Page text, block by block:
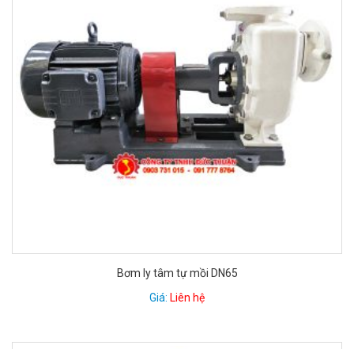
Bơm ly tâm tự mồi DN65
Giá: Liên hệ